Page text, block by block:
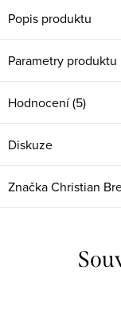
Popis produktu
Parametry produktu
Hodnocení (5)
Diskuze
ZnačkaChristian